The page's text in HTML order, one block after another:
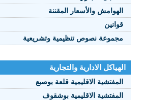
الهوامش والأسعار المقننة
قوانين
مجموعة نصوص تنظيمية وتشريعية
الهياكل الادارية والتجارية
المفتشية الاقليمية قلعة بوصبع
المفتشية الاقليمية بوشقوف